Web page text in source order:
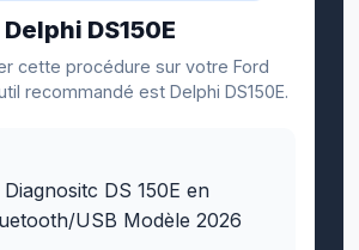
Delphi DS150E
cette procédure sur votre Ford
recommandé est Delphi DS150E.